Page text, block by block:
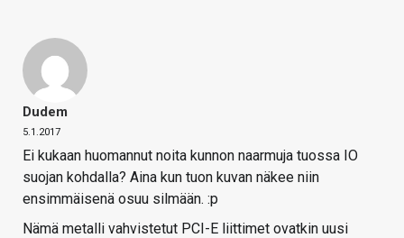
Dudem
5.1.2017
Ei kukaan huomannut noita kunnon naarmuja tuossa IO
suojan kohdalla? Aina kun tuon kuvan näkee niin
ensimmäisenä osuu silmään. :p
Nämä metalli vahvistetut PCI-E liittimet ovatkin uusi